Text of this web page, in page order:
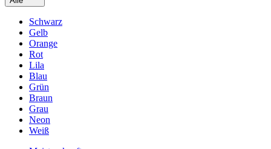
Blau
Grün
Braun
Grau
Neon
Weiß
Meistverkauft
Preis aufsteigend
Preis absteigend